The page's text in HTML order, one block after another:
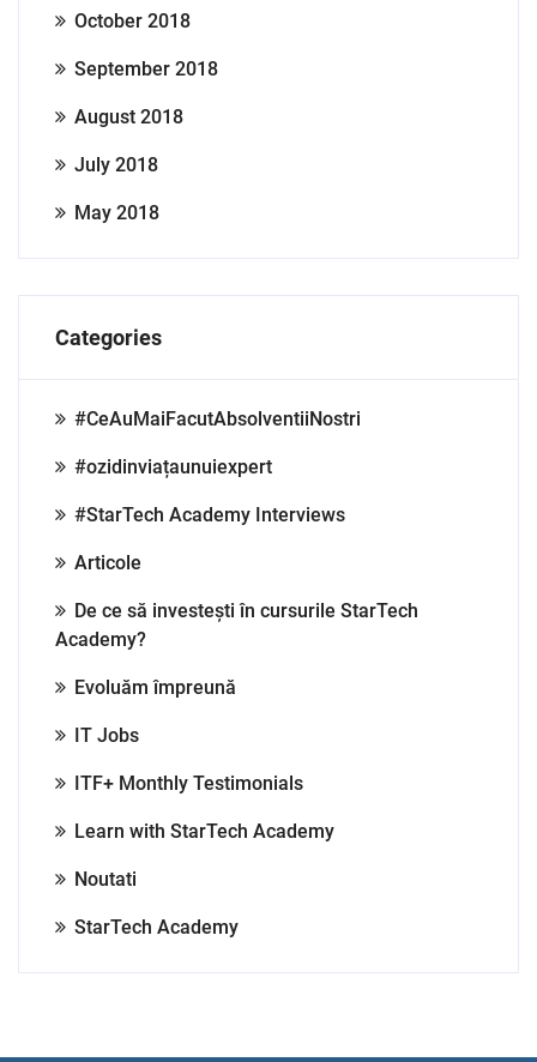
October 2018
September 2018
August 2018
July 2018
May 2018
Categories
#CeAuMaiFacutAbsolventiiNostri
#ozidinviațaunuiexpert
#StarTech Academy Interviews
Articole
De ce să investești în cursurile StarTech
Academy?
Evoluăm împreună
IT Jobs
ITF+ Monthly Testimonials
Learn with StarTech Academy
Noutati
StarTech Academy